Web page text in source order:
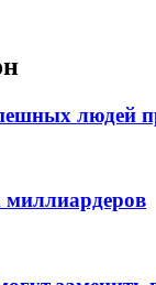
людей
миллиардеров